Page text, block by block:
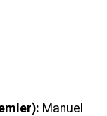
Manuel